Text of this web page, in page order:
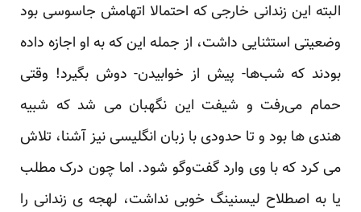
البته این زندانی خارجی که احتمالا اتهامش جاسوسی بود
وضعیتی استثنایی داشت، از جمله این که به او اجازه داده
بودند که شب‌ها- پیش از خوابیدن- دوش بگیرد! وقتی
حمام می‌رفت و شیفت این نگهبان می شد که شبیه
هندی ها بود و تا حدودی با زبان انگلیسی نیز آشنا، تلاش
می کرد که با وی وارد گفت‌وگو شود. اما چون درک مطلب
یا به اصطلاح لیسنینگ خوبی نداشت، لهجه ی زندانی را